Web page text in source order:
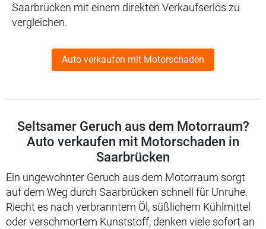
Saarbrücken mit einem direkten Verkaufserlös zu
vergleichen.
Auto verkaufen mit Motorschaden
Seltsamer Geruch aus dem Motorraum?
Auto verkaufen mit Motorschaden in
Saarbrücken
Ein ungewohnter Geruch aus dem Motorraum sorgt
auf dem Weg durch Saarbrücken schnell für Unruhe.
Riecht es nach verbranntem Öl, süßlichem Kühlmittel
oder verschmortem Kunststoff, denken viele sofort an